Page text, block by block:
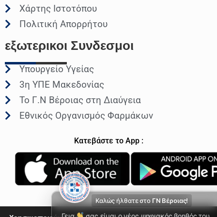
Χάρτης Ιστοτόπου
Πολιτική Απορρήτου
εξωτερικοι Συνδεσμοι
Υπουργείο Υγείας
3η ΥΠΕ Μακεδονίας
Το Γ.Ν Βέροιας στη Διαύγεια
Εθνικός Οργανισμός Φαρμάκων
Κατεβάστε το App :
Καλώς ήλθατε στο ΓΝ Βέροιας!